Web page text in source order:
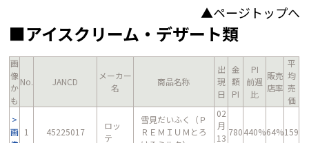
▲ページトップへ
■アイスクリーム・デザート類
画
像
か
も
No. JANCD
メーカー
名
商品名称
出
現
日
金
額
PI
PI
前週
比
販売
店率
平
均
売
価
画 1 45225017
ロッ
テ
雪見だいふく（Ｐ
ＲＥＭＩＵＭとろ
02
月
13
780440%64%159